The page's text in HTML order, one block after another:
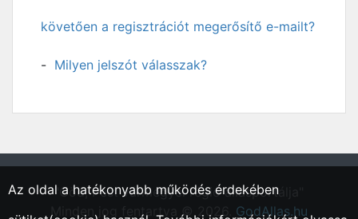
követően a regisztrációt megerősítő e-mailt?
Milyen jelszót válasszak?
"Göd, Pest vármegyei régió állásportálja"
Minden jog fentartva © 2026. GodAllas.hu
Az oldal a hatékonyabb működés érdekében